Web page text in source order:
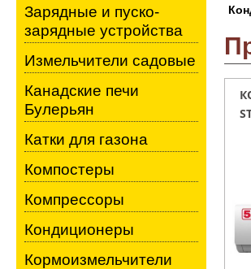
Зарядные и пуско-
зарядные устройства
Измельчители садовые
Канадские печи
Булерьян
Катки для газона
Компостеры
Компрессоры
Кондиционеры
Кормоизмельчители